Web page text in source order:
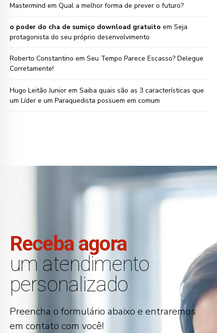
Mastermind em Qual a melhor forma de prever o futuro?
o poder do cha de sumiço download gratuito em Seja
protagonista do seu próprio desenvolvimento
Roberto Constantino em Seu Tempo Parece Escasso? Delegue
Corretamente!
Hugo Leitão Junior em Saiba quais são as 3 características que
um Líder e um Paraquedista possuem em comum
Receba agora
um atendimento
personalizado
Preencha o formulário abaixo e entraremos
em contato com você!